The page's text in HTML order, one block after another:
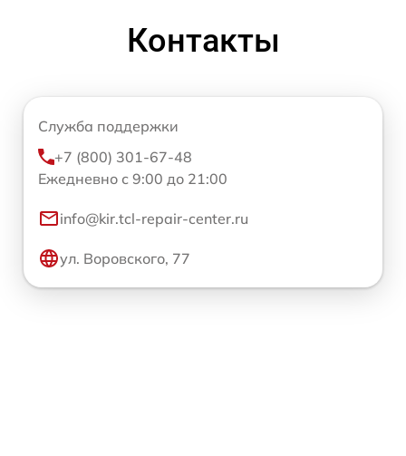
Контакты
Служба поддержки
+7 (800) 301-67-48
Ежедневно с 9:00 до 21:00
info@kir.tcl-repair-center.ru
ул. Воровского, 77